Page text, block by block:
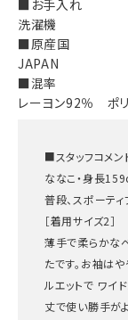
■お手入れ
洗濯機
■原産国
JAPAN
■混率
レーヨン92％ ポ
■スタッフコメン
ななこ・身長
普段、スポーテ
［着用サイズ2］
薄手で柔らかな
たです。お袖は
ルエットで ワイ
丈で使い勝手が